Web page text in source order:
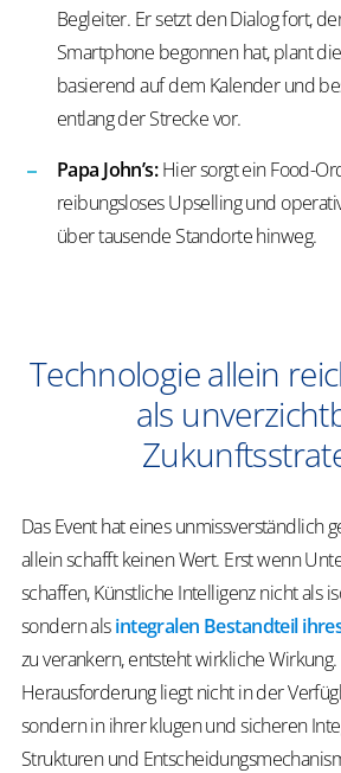
Begleiter. Er setzt den Dialog fort,
Smartphone begonnen hat, plant
basierend auf dem Kalender und
entlang der Strecke vor.
Papa John’s:Hier sorgt ein Food-
reibungsloses Upselling und
über tausende Standorte hinweg.
Technologie allein
als
Das Event hat eines unmissverständlich
allein schafft keinen Wert. Erst wenn
schaffen, Künstliche Intelligenz nicht als
sondern alsintegralen Bestandteil
zu verankern, entsteht wirkliche
Herausforderung liegt nicht in der
sondern in ihrer klugen und sicheren
Strukturen und